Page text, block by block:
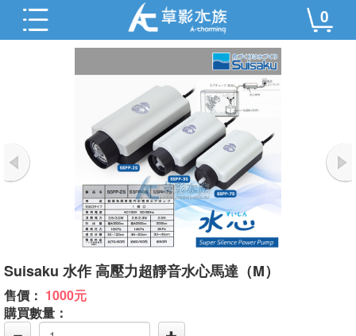
0
Suisaku 水作 高壓力超靜音水心馬達（M）
售價： 1000元
購買數量：